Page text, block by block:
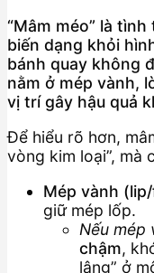
“Mâm méo” là
biến dạng khỏi
bánh quay không
nằm ở mép vành,
vị trí gây hậu quả
Để hiểu rõ hơn,
vòng kim loại”, mà
Mép vành
giữ mép lốp.
Nếu mép
chậm,
lâng” ở